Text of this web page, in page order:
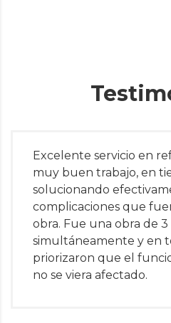
Excelente servicio en
muy buen trabajo, en
solucionando
complicaciones que
obra. Fue una obra de 3
simultáneamente y en
priorizaron que el
no se viera afectado.